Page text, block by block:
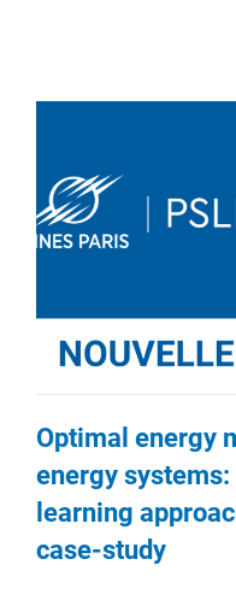
Optimal energy
energy
learning
case-study